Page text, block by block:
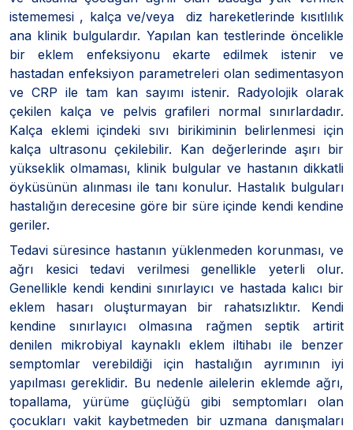
istememesi , kalça ve/veya diz hareketlerinde kısıtlılık
ana klinik bulgulardır. Yapılan kan testlerinde öncelikle
bir eklem enfeksiyonu ekarte edilmek istenir ve
hastadan enfeksiyon parametreleri olan sedimentasyon
ve CRP ile tam kan sayımı istenir. Radyolojik olarak
çekilen kalça ve pelvis grafileri normal sınırlardadır.
Kalça eklemi içindeki sıvı birikiminin belirlenmesi için
kalça ultrasonu çekilebilir. Kan değerlerinde aşırı bir
yükseklik olmaması, klinik bulgular ve hastanın dikkatli
öyküsünün alınması ile tanı konulur. Hastalık bulguları
hastalığın derecesine göre bir süre içinde kendi kendine
geriler.
Tedavi süresince hastanın yüklenmeden korunması, ve
ağrı kesici tedavi verilmesi genellikle yeterli olur.
Genellikle kendi kendini sınırlayıcı ve hastada kalıcı bir
eklem hasarı oluşturmayan bir rahatsızlıktır. Kendi
kendine sınırlayıcı olmasına rağmen septik artirit
denilen mikrobiyal kaynaklı eklem iltihabı ile benzer
semptomlar verebildiği için hastalığın ayrımının iyi
yapılması gereklidir. Bu nedenle ailelerin eklemde ağrı,
topallama, yürüme güçlüğü gibi semptomları olan
çocukları vakit kaybetmeden bir uzmana danışmaları